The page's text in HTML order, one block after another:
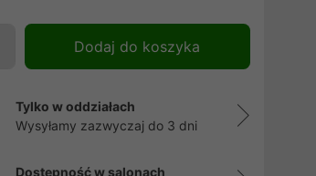
Dodaj do koszyka
Tylko w oddziałach
Wysyłamy zazwyczaj do 3 dni
Dostępność w salonach